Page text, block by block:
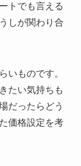
トでも言える
しが関わり合
いものです。
たい気持ちも
だったらどう
価格設定を考